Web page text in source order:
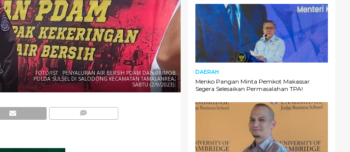
FOTO/IST : PENYALURAN AIR BERSIH PDAM DAN BRIMOB
POLDA SULSEL DI SALODONG KECAMATAN TAMALANREA,
SABTU (2/9/2023).
DAERAH
Menko Pangan Minta Pemkot Makassar
Segera Selesaikan Permasalahan TPA!